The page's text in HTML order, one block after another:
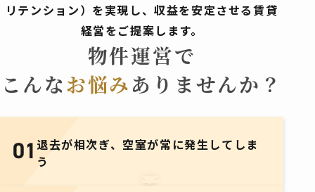
リテンション）を実現し、収益を安定させる賃貸
経営をご提案します。
物件運営で
こんなお悩みありませんか？
01 退去が相次ぎ、 空室が常に発生してしま
う